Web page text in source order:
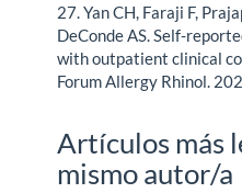
27. Yan CH, Faraji F,
DeConde AS. Self-
with outpatient clinical
Forum Allergy Rhinol.
Artículos más
mismo autor/a